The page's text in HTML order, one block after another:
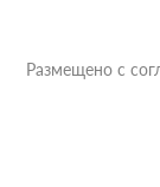
Размещено с